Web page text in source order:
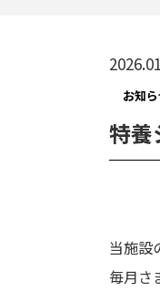
お知
特
当施設
毎月さ